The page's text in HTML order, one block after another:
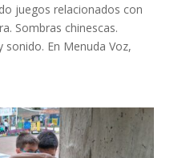
juegos relacionados con
Sombras chinescas.
sonido. En Menuda Voz,